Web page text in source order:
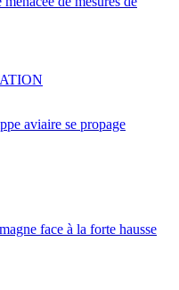
aviaire se propage
face à la forte hausse